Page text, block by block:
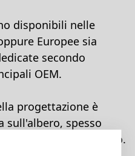
disponibili nelle
Europee sia
secondo
OEM.
progettazione è
sull'albero, spesso
sul ritorno.